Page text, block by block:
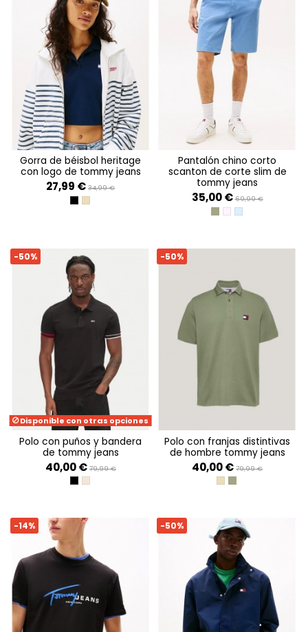
gorra de béisbol heritage
con logo de tommy jeans
27,99 € 34,99 €
BLACKRELIC TAN
pantalón chino corto
scanton de corte slim de
tommy jeans
35,00 € 69,99 €
ARUBA GREEN
PRECIOUS PINK
COLORADO BLUE
-50%
Disponible con otras opciones
polo con puños y bandera
de tommy jeans
40,00 € 79,99 €
BLACKECRU
-50%
polo con franjas distintivas
de hombre tommy jeans
40,00 € 79,99 €
RELIC TAN
ARUBA GREEN
-14% -50%